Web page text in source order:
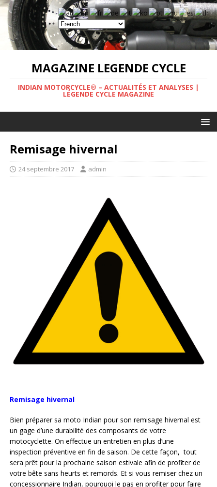
MAGAZINE LEGENDE CYCLE
INDIAN MOTORCYCLE® – ACTUALITÉS ET ANALYSES |
LÉGENDE CYCLE MAGAZINE
Remisage hivernal
24 septembre 2017 admin
Remisage hivernal
Bien préparer sa moto Indian pour son remisage hivernal est
un gage d’une durabilité des composants de votre
motocyclette. On effectue un entretien en plus d’une
inspection préventive en fin de saison. De cette façon, tout
sera prêt pour la prochaine saison estivale afin de profiter de
votre bête sans heurts et remords. Et si vous remiser chez un
concessionnaire Indian, pourquoi le pas en profiter pour faire